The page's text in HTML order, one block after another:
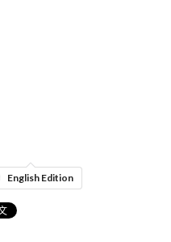
English Edition